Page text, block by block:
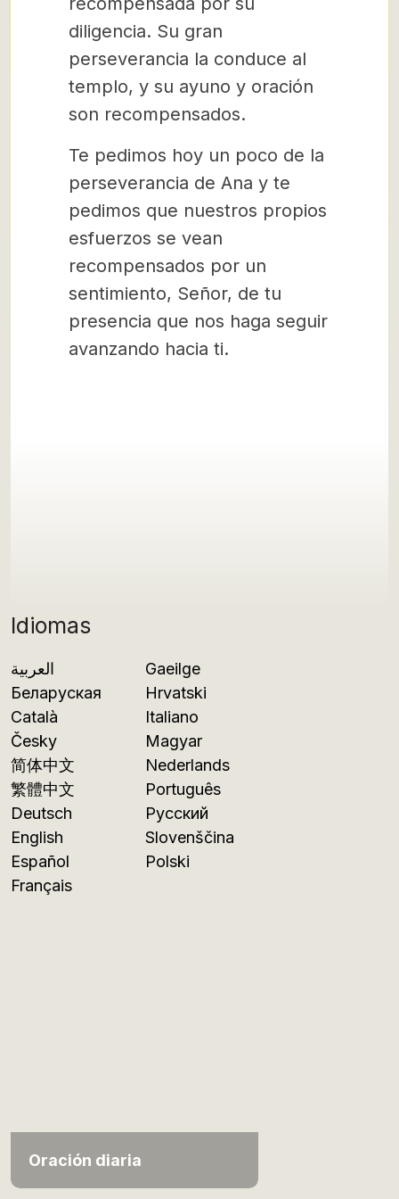
Idiomas
العربية
Беларуская
Català
Česky
简体中文
繁體中文
Deutsch
English
Español
Français
Gaeilge
Hrvatski
Italiano
Magyar
Nederlands
Português
Русский
Slovenščina
Polski
Oración diaria
diligencia. Su gran
perseverancia la conduce al
templo, y su ayuno y oración
son recompensados.
Te pedimos hoy un poco de la
perseverancia de Ana y te
pedimos que nuestros propios
esfuerzos se vean
recompensados por un
sentimiento, Señor, de tu
presencia que nos haga seguir
avanzando hacia ti.